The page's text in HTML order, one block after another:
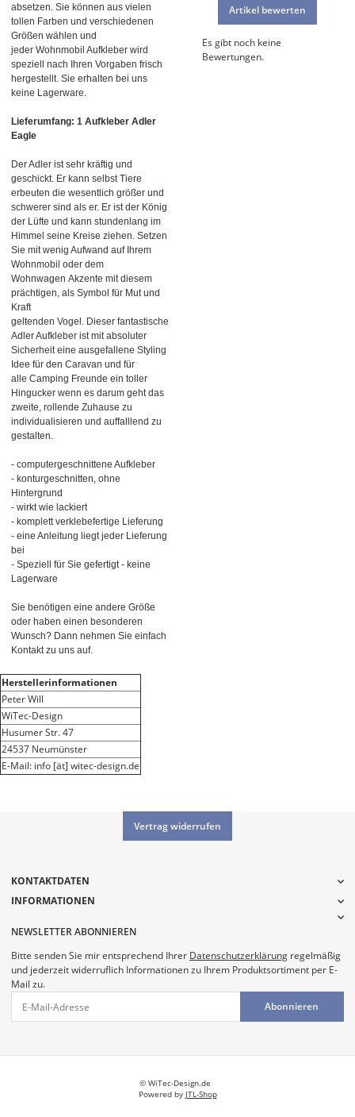
absetzen. Sie können aus vielen
tollen Farben und verschiedenen
Größen wählen und
jeder Wohnmobil Aufkleber wird
speziell nach Ihren Vorgaben frisch
hergestellt. Sie erhalten bei uns
keine Lagerware.
Lieferumfang: 1 Aufkleber Adler
Eagle
Der Adler ist sehr kräftig und
geschickt. Er kann selbst Tiere
erbeuten die wesentlich größer und
schwerer sind als er. Er ist der König
der Lüfte und kann stundenlang im
Himmel seine Kreise ziehen. Setzen
Sie mit wenig Aufwand auf Ihrem
Wohnmobil oder dem
Wohnwagen Akzente mit diesem
prächtigen, als Symbol für Mut und
Kraft
geltenden Vogel. Dieser fantastische
Adler Aufkleber ist mit absoluter
Sicherheit eine ausgefallene Styling
Idee für den Caravan und für
alle Camping Freunde ein toller
Hingucker wenn es darum geht das
zweite, rollende Zuhause zu
individualisieren und auffalllend zu
gestalten.
- computergeschnittene Aufkleber
- konturgeschnitten, ohne
Hintergrund
- wirkt wie lackiert
- komplett verklebefertige Lieferung
- eine Anleitung liegt jeder Lieferung
bei
- Speziell für Sie gefertigt - keine
Lagerware
Sie benötigen eine andere Größe
oder haben einen besonderen
Wunsch? Dann nehmen Sie einfach
Kontakt zu uns auf.
Herstellerinformationen
Peter Will
WiTec-Design
Husumer Str. 47
24537 Neumünster
E-Mail: info [ät] witec-design.de
Artikel bewerten
Es gibt noch keine
Bewertungen.
Vertrag widerrufen
KONTAKTDATEN
INFORMATIONEN
NEWSLETTER ABONNIEREN
Bitte senden Sie mir entsprechend Ihrer Datenschutzerklärung regelmäßig
und jederzeit widerruflich Informationen zu Ihrem Produktsortiment per E-
Mail zu.
Abonnieren
© WiTec-Design.de
Powered by JTL-Shop